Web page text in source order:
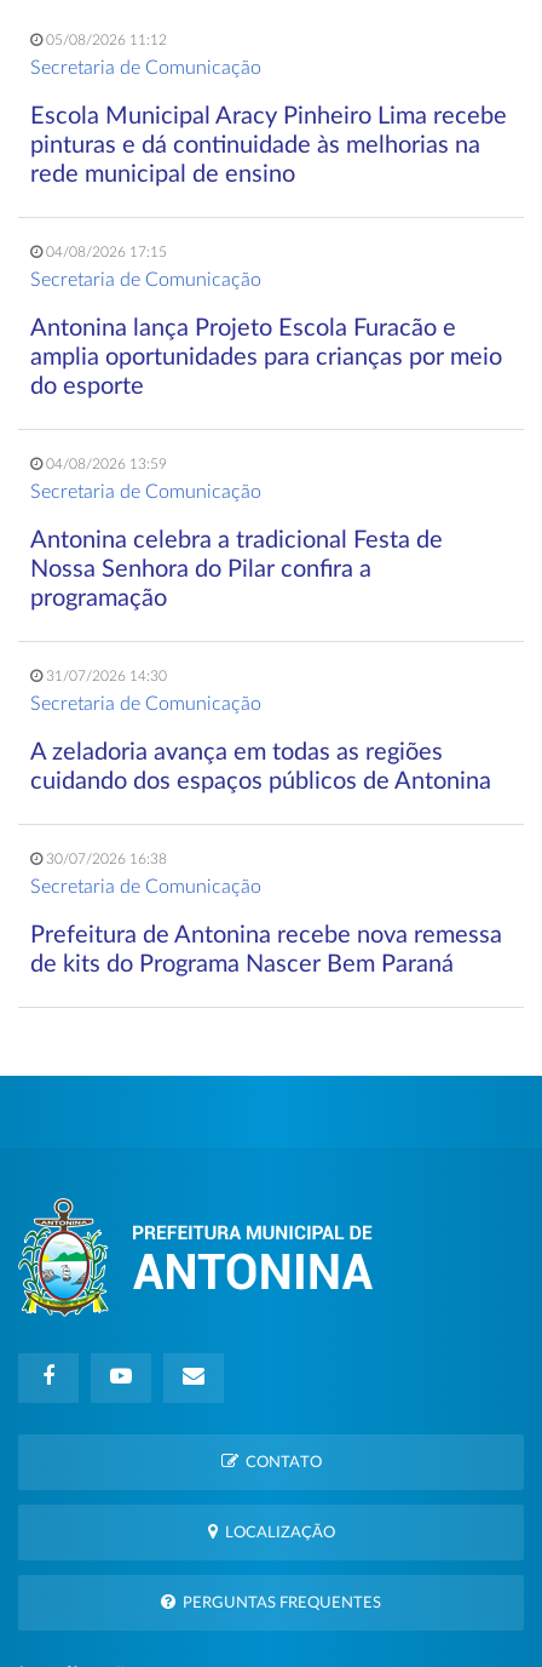
05/08/2026 11:12
Secretaria de Comunicação
Escola Municipal Aracy Pinheiro Lima recebe
pinturas e dá continuidade às melhorias na
rede municipal de ensino
04/08/2026 17:15
Secretaria de Comunicação
Antonina lança Projeto Escola Furacão e
amplia oportunidades para crianças por meio
do esporte
04/08/2026 13:59
Secretaria de Comunicação
Antonina celebra a tradicional Festa de
Nossa Senhora do Pilar confira a
programação
31/07/2026 14:30
Secretaria de Comunicação
A zeladoria avança em todas as regiões
cuidando dos espaços públicos de Antonina
30/07/2026 16:38
Secretaria de Comunicação
Prefeitura de Antonina recebe nova remessa
de kits do Programa Nascer Bem Paraná
CONTATO
LOCALIZAÇÃO
PERGUNTAS FREQUENTES